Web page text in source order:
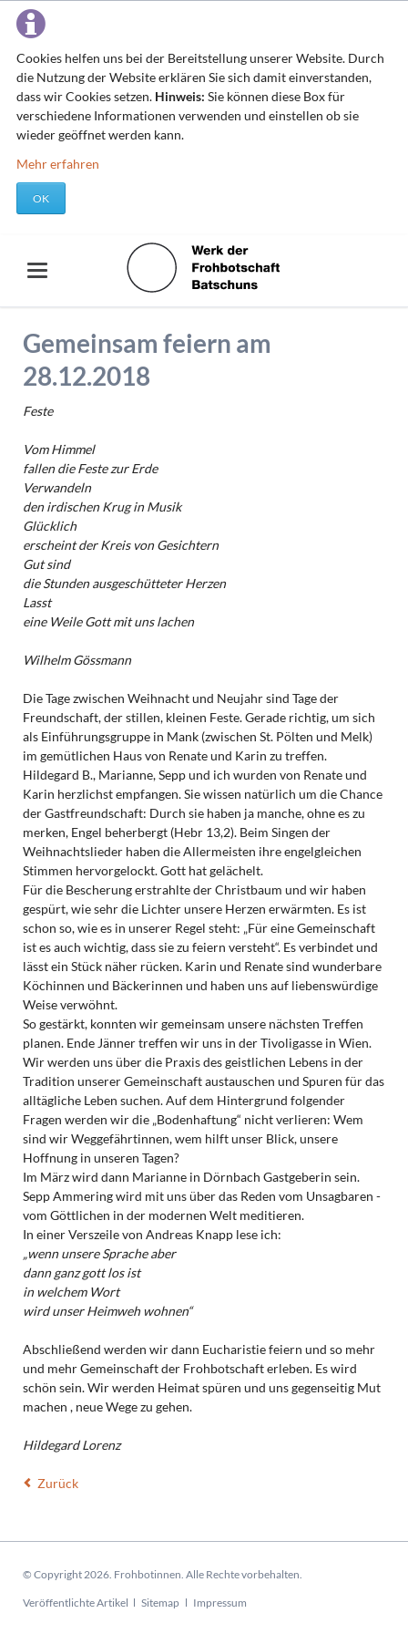
Cookies helfen uns bei der Bereitstellung unserer Website. Durch
die Nutzung der Website erklären Sie sich damit einverstanden,
dass wir Cookies setzen. Hinweis: Sie können diese Box für
verschiedene Informationen verwenden und einstellen ob sie
wieder geöffnet werden kann.
Mehr erfahren
OK
Gemeinsam feiern am
28.12.2018
Feste
Vom Himmel
fallen die Festezur Erde
Verwandeln
den irdischen Krugin Musik
Glücklich
erscheint der Kreis von Gesichtern
Gut sind
die Stundenausgeschütteter Herzen
Lasst
eine WeileGott mit uns lachen
Wilhelm Gössmann
Die Tage zwischen Weihnacht und Neujahr sind Tage der
Freundschaft, der stillen, kleinen Feste. Gerade richtig, um sich
als Einführungsgruppe in Mank (zwischen St. Pölten und Melk)
im gemütlichen Haus von Renate und Karin zu treffen.
Hildegard B., Marianne, Sepp und ich wurden von Renate und
Karin herzlichst empfangen. Sie wissen natürlich um die Chance
der Gastfreundschaft: Durch sie haben ja manche, ohne es zu
merken, Engel beherbergt (Hebr 13,2). Beim Singen der
Weihnachtslieder haben die Allermeisten ihre engelgleichen
Stimmen hervorgelockt. Gott hat gelächelt.
Für die Bescherung erstrahlte der Christbaum und wir haben
gespürt, wie sehr die Lichter unsere Herzen erwärmten. Es ist
schon so, wie es in unserer Regel steht: „Für eine Gemeinschaft
ist es auch wichtig, dass sie zu feiern versteht“. Es verbindet und
lässt ein Stück näher rücken. Karin und Renate sind wunderbare
Köchinnen und Bäckerinnen und haben uns auf liebenswürdige
Weise verwöhnt.
So gestärkt, konnten wir gemeinsam unsere nächsten Treffen
planen. Ende Jänner treffen wir uns in der Tivoligasse in Wien.
Wir werden uns über die Praxis des geistlichen Lebens in der
Tradition unserer Gemeinschaft austauschen und Spuren für das
alltägliche Leben suchen. Auf dem Hintergrund folgender
Fragen werden wir die „Bodenhaftung“ nicht verlieren: Wem
sind wir Weggefährtinnen, wem hilft unser Blick, unsere
Hoffnung in unseren Tagen?
Im März wird dann Marianne in Dörnbach Gastgeberin sein.
Sepp Ammering wird mit uns über das Reden vom Unsagbaren -
vom Göttlichen in der modernen Welt meditieren.
In einer Verszeile von Andreas Knapp lese ich:
„wenn unsere Sprache aber
dann ganz gott los ist
in welchem Wort
wird unser Heimweh wohnen“
Abschließend werden wir dann Eucharistie feiern und so mehr
und mehr Gemeinschaft der Frohbotschaft erleben. Es wird
schön sein. Wir werden Heimat spüren und uns gegenseitig Mut
machen , neue Wege zu gehen.
Hildegard Lorenz
Zurück
© Copyright 2026. Frohbotinnen. Alle Rechte vorbehalten.
Navigation
Veröffentlichte Artikel Sitemap Impressum